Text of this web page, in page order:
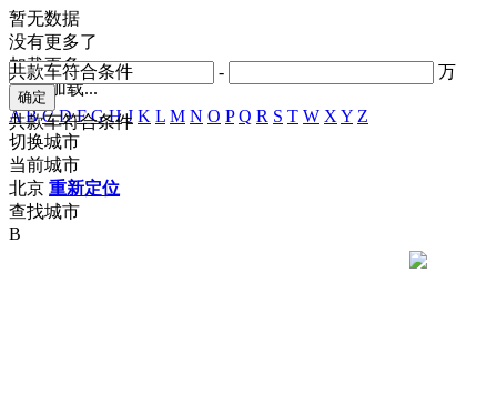
- 万
共款车符合条件
共款车符合条件
暂无数据
没有更多了
加载更多
正在加载...
A B C D F G H J K L M N O P Q R S T W X Y Z
切换城市
当前城市
北京 重新定位
查找城市
B